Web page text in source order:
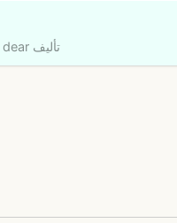
تأليفdear